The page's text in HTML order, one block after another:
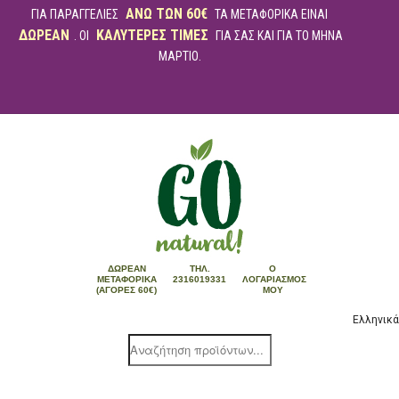
ΓΙΑ ΠΑΡΑΓΓΕΛΙΕΣ ΑΝΩ ΤΩΝ 60€ ΤΑ ΜΕΤΑΦΟΡΙΚΑ ΕΙΝΑΙ
ΔΩΡΕΑΝ . ΟΙ ΚΑΛΥΤΕΡΕΣ ΤΙΜΕΣ
ΓΙΑ ΣΑΣ ΚΑΙ ΓΙΑ ΤΟ ΜΗΝΑ
ΜΑΡΤΙΟ.
ΔΩΡΕΆΝ
ΜΕΤΑΦΟΡΙΚΆ
(ΑΓΟΡΈΣ 60€)
ΤΗΛ.
2316019331
Ο
ΛΟΓΑΡΙΑΣΜΌΣ
ΜΟΥ
Ελληνικά
Products